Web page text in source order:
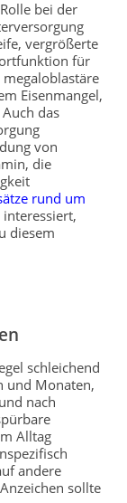
bei der
vergrößerte
für
Eisenmangel,
das
von
die
rund um
interessiert,
diesem
schleichend
und Monaten,
nach
Alltag
andere
sollte